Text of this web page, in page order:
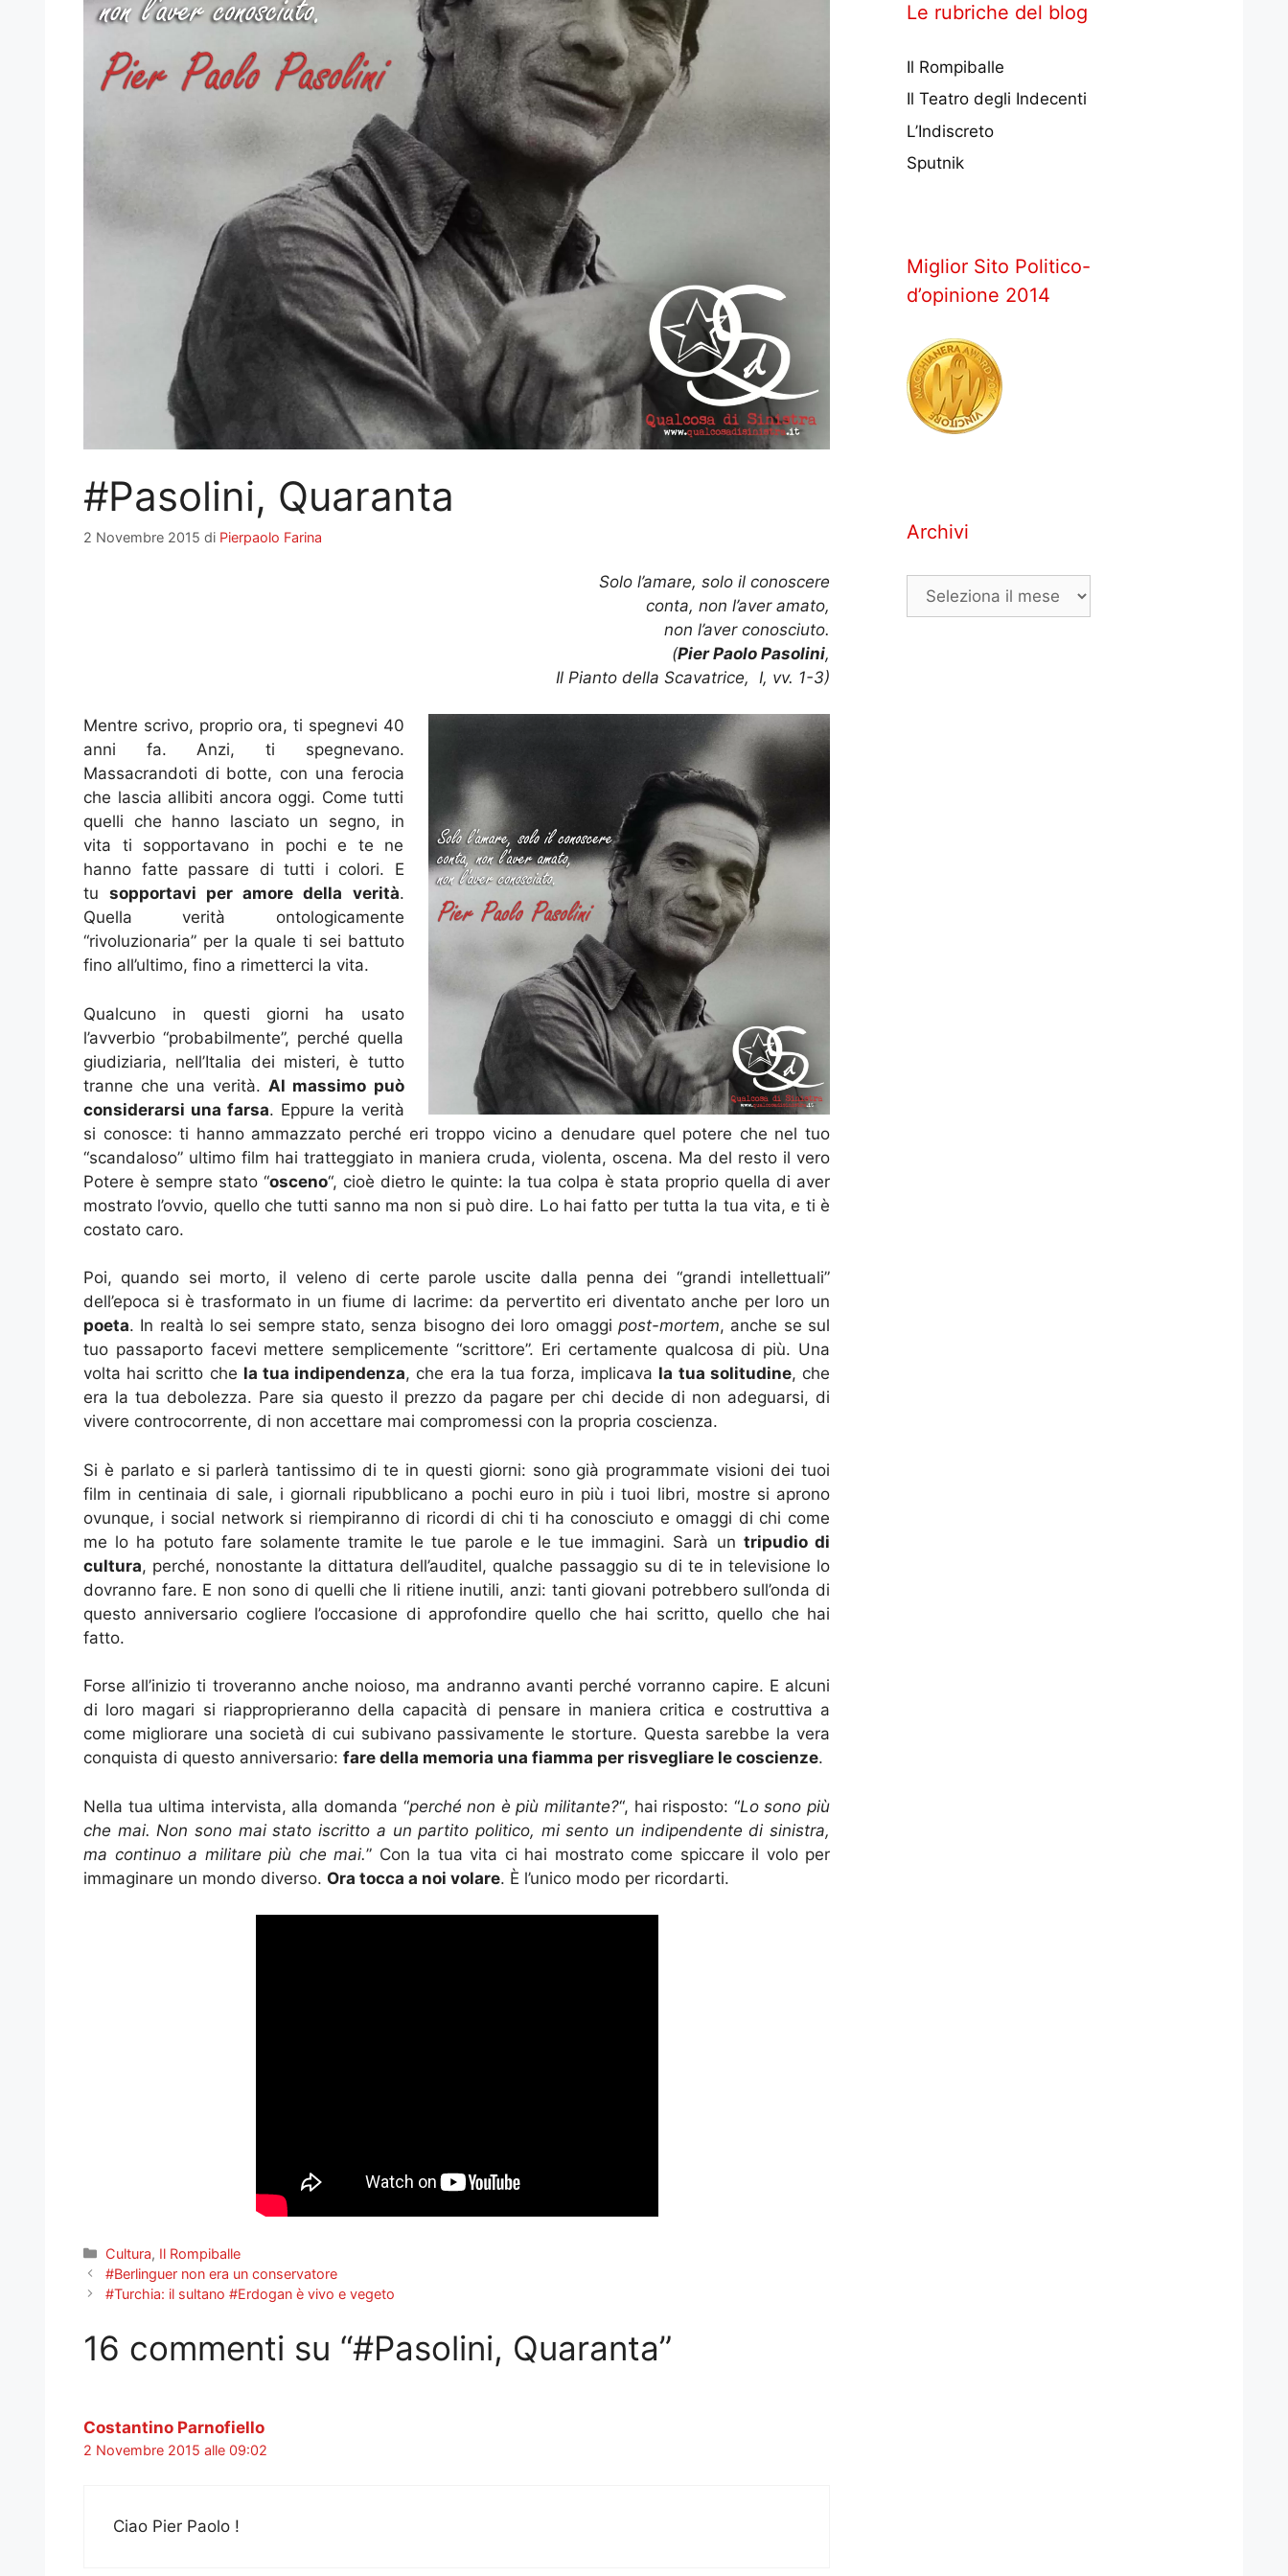
#Pasolini, Quaranta
2 Novembre 2015 di Pierpaolo Farina
Solo l’amare, solo il conoscere
conta, non l’aver amato,
non l’aver conosciuto.
(Pier Paolo Pasolini,
Il Pianto della Scavatrice, I, vv. 1-3)
Mentre scrivo, proprio ora, ti spegnevi 40
anni fa. Anzi, ti spegnevano.
Massacrandoti di botte, con una ferocia
che lascia allibiti ancora oggi. Come tutti
quelli che hanno lasciato un segno, in
vita ti sopportavano in pochi e te ne
hanno fatte passare di tutti i colori. E
tusopportavi per amore della verità.
Quella verità ontologicamente
“rivoluzionaria” per la quale ti sei battuto
fino all’ultimo, fino a rimetterci la vita.
Qualcuno in questi giorni ha usato
l’avverbio “probabilmente”, perché quella
giudiziaria, nell’Italia dei misteri, è tutto
tranne che una verità. Al massimo può
considerarsi una farsa. Eppure la verità
si conosce: ti hanno ammazzato perché eri troppo vicino a denudare quel potere che nel tuo
“scandaloso” ultimo film hai tratteggiato in maniera cruda, violenta, oscena. Ma del resto il vero
Potere è sempre stato “osceno“, cioè dietro le quinte: la tua colpa è stata proprio quella di aver
mostrato l’ovvio, quello che tutti sanno ma non si può dire. Lo hai fatto per tutta la tua vita, e ti è
costato caro.
Poi, quando sei morto, il veleno di certe parole uscite dalla penna dei “grandi intellettuali”
dell’epoca si è trasformato in un fiume di lacrime: da pervertito eri diventato anche per loro un
poeta. In realtà lo sei sempre stato, senza bisogno dei loro omaggi post-mortem, anche se sul
tuo passaporto facevi mettere semplicemente “scrittore”. Eri certamente qualcosa di più. Una
volta hai scritto che la tua indipendenza, che era la tua forza, implicava la tua solitudine, che
era la tua debolezza. Pare sia questo il prezzo da pagare per chi decide di non adeguarsi, di
vivere controcorrente, di non accettare mai compromessi con la propria coscienza.
Si è parlato e si parlerà tantissimo di te in questi giorni: sono già programmate visioni dei tuoi
film in centinaia di sale, i giornali ripubblicano a pochi euro in più i tuoi libri, mostre si aprono
ovunque, i social network si riempiranno di ricordi di chi ti ha conosciuto e omaggi di chi come
me lo ha potuto fare solamente tramite le tue parole e le tue immagini. Sarà un tripudio di
cultura, perché, nonostante la dittatura dell’auditel, qualche passaggio su di te in televisione lo
dovranno fare. E non sono di quelli che li ritiene inutili, anzi: tanti giovani potrebbero sull’onda di
questo anniversario cogliere l’occasione di approfondire quello che hai scritto, quello che hai
fatto.
Forse all’inizio ti troveranno anche noioso, ma andranno avanti perché vorranno capire. E alcuni
di loro magari si riapproprieranno della capacità di pensare in maniera critica e costruttiva a
come migliorare una società di cui subivano passivamente le storture. Questa sarebbe la vera
conquista di questo anniversario: fare della memoria una fiamma per risvegliare le coscienze.
Nella tua ultima intervista, alla domanda “perché non è più militante?“, hai risposto: “Lo sono più
che mai. Non sono mai stato iscritto a un partito politico, mi sento un indipendente di sinistra,
ma continuo a militare più che mai.” Con la tua vita ci hai mostrato come spiccare il volo per
immaginare un mondo diverso. Ora tocca a noi volare. È l’unico modo per ricordarti.
Categorie
Cultura, Il Rompiballe
#Berlinguer non era un conservatore
#Turchia: il sultano #Erdogan è vivo e vegeto
16 commenti su “#Pasolini, Quaranta”
Costantino Parnofiello
2 Novembre 2015 alle 09:02
Ciao Pier Paolo !
Le rubriche del blog
Il Rompiballe
Il Teatro degli Indecenti
L’Indiscreto
Sputnik
Miglior Sito Politico-
d’opinione 2014
Archivi
Archivi